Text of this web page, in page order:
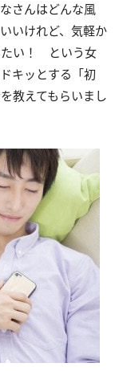
さんはどんな風
いけれど、気軽か
たい！ という女
キッとする「初
教えてもらいまし